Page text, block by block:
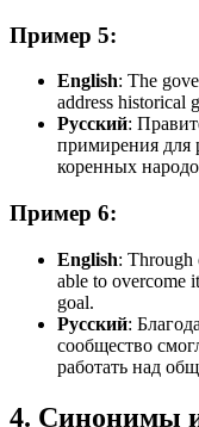
Пример 5:
English: The
address historical
Русский:
примирения для
коренных
Пример 6:
English: Through
able to overcome
goal.
Русский:
сообщество
работать над
4. Синонимы